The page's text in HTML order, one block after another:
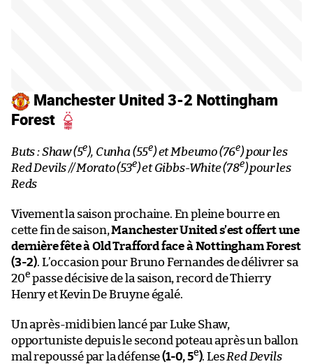
Manchester United 3-2 Nottingham
Forest
Buts : Shaw (5e), Cunha (55e) et Mbeumo (76e) pour les
Red Devils // Morato (53e) et Gibbs-White (78e) pour les
Reds
Vivement la saison prochaine. En pleine bourre en
cette fin de saison,Manchester United s’est offert une
dernière fête à Old Trafford face à Nottingham Forest
(3-2). L’occasion pour Bruno Fernandes de délivrer sa
20e passe décisive de la saison, record de Thierry
Henry et Kevin De Bruyne égalé.
Un après-midi bien lancé par Luke Shaw,
opportuniste depuis le second poteau après un ballon
mal repoussé par la défense(1-0, 5e). LesRed Devils